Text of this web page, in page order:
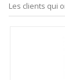
Les clients qui